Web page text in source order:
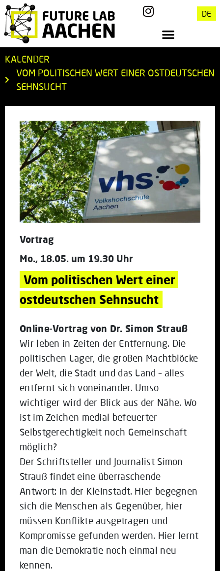
DE
KALENDER
VOM POLITISCHEN WERT EINER OSTDEUTSCHEN
SEHNSUCHT
Vortrag
Mo., 18.05. um 19.30 Uhr
Vom politischen Wert einer
ostdeutschen Sehnsucht
Online-Vortrag von Dr. Simon Strauß
Wir leben in Zeiten der Entfernung. Die
politischen Lager, die großen Machtblöcke
der Welt, die Stadt und das Land – alles
entfernt sich voneinander. Umso
wichtiger wird der Blick aus der Nähe. Wo
ist im Zeichen medial befeuerter
Selbstgerechtigkeit noch Gemeinschaft
möglich?
Der Schriftsteller und Journalist Simon
Strauß findet eine überraschende
Antwort: in der Kleinstadt. Hier begegnen
sich die Menschen als Gegenüber, hier
müssen Konflikte ausgetragen und
Kompromisse gefunden werden. Hier lernt
man die Demokratie noch einmal neu
kennen.